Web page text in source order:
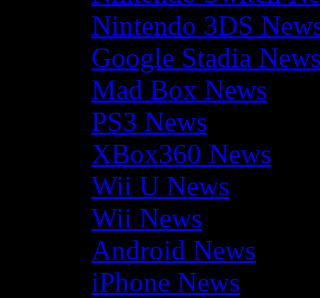
Nintendo 3DS
Google Stadia
Mad Box News
PS3 News
XBox360 News
Wii U News
Wii News
Android News
iPhone News